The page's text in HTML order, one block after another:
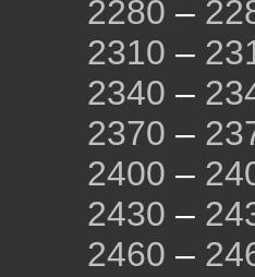
2280 –
2310 –
2340 –
2370 –
2400 –
2430 –
2460 –